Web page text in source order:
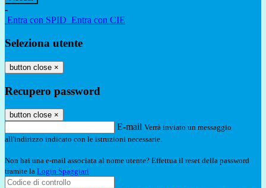
-
Entra con SPID Entra con CIE
Seleziona utente
button close ×
Recupero password
button close ×
E-mail Verrà inviato un messaggio
all'indirizzo indicato con le istruzioni necessarie.
Non hai una e-mail associata al nome utente? Effettua il reset della password
tramite la Login Spaggiari